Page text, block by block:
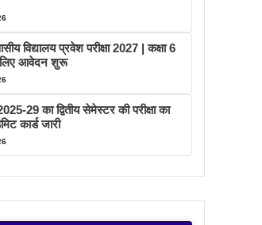
विद्यालय प्रवेश परीक्षा 2027 | कक्षा 6
आवेदन शुरू
29 का द्वितीय सेमेस्टर की परीक्षा का
कार्ड जारी